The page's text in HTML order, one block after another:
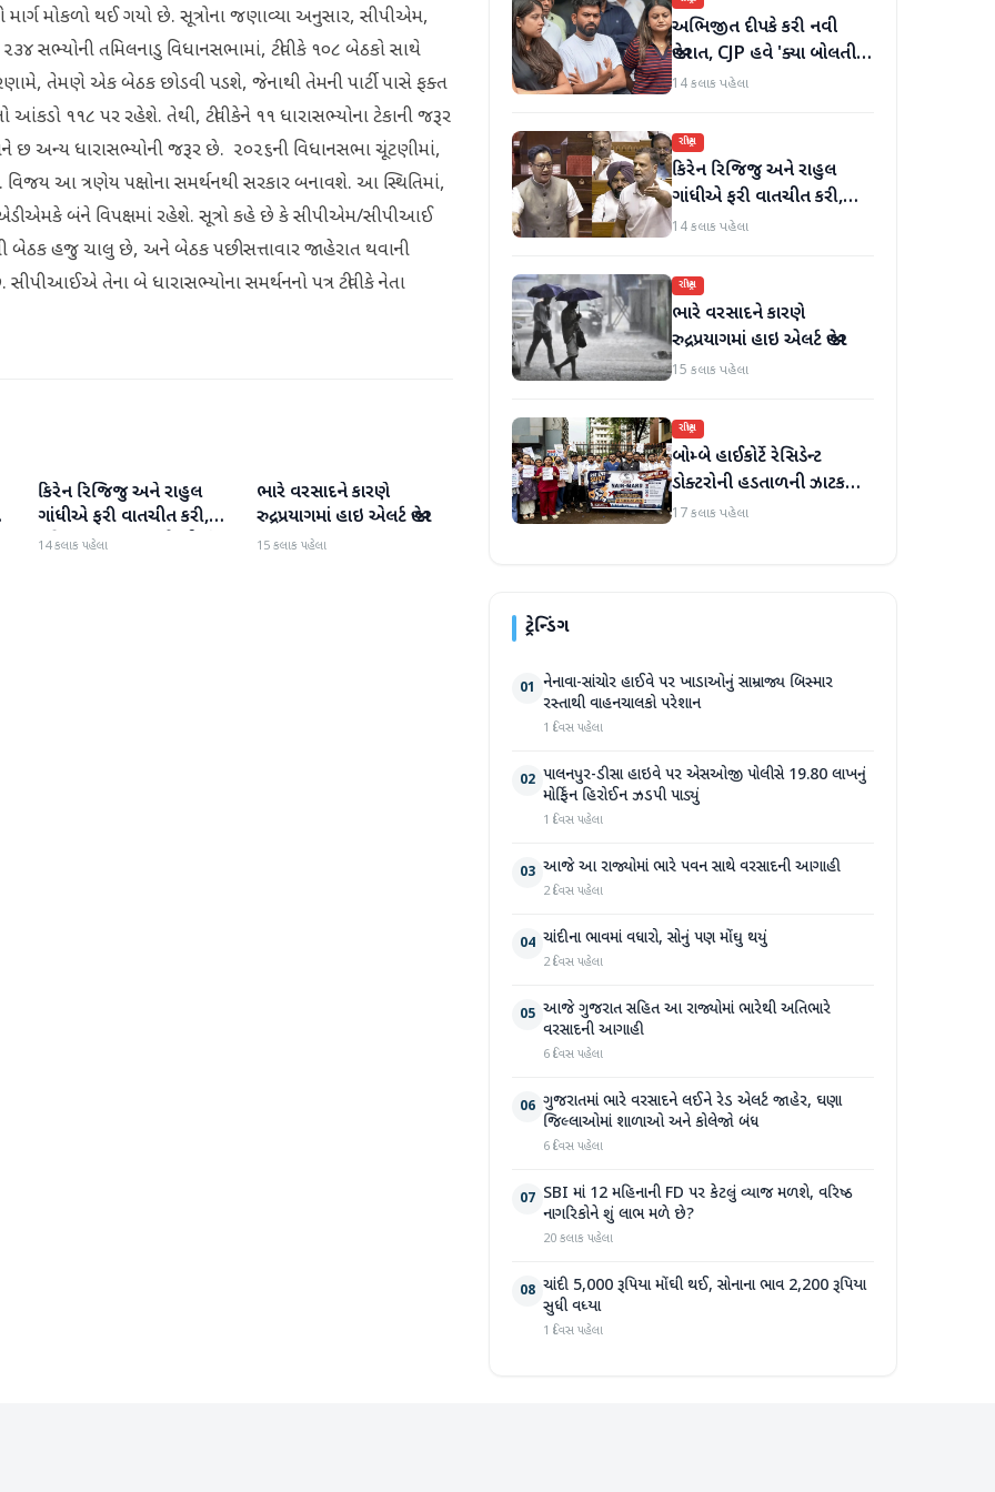
માર્ગ મોકળો થઈ ગયો છે. સૂત્રોના જણાવ્યા અનુસાર, સીપીએમ,
તમિલનાડુ વિધાનસભામાં, ટીવીકે ૧૦૮ બેઠકો સાથે
તેમણે એક બેઠક છોડવી પડશે, જેનાથી તેમની પાર્ટી પાસે ફક્ત
૧૧૮ પર રહેશે. તેથી, ટીવીકેને ૧૧ ધારાસભ્યોના ટેકાની જરૂર
છ અન્ય ધારાસભ્યોની જરૂર છે. ૨૦૨૬ની વિધાનસભા ચૂંટણીમાં,
આ ત્રણેય પક્ષોના સમર્થનથી સરકાર બનાવશે. આ સ્થિતિમાં,
બંને વિપક્ષમાં રહેશે. સૂત્રો કહે છે કે સીપીએમ/સીપીઆઈ
બેઠક હજુ ચાલુ છે, અને બેઠક પછી સત્તાવાર જાહેરાત થવાની
તેના બે ધારાસભ્યોના સમર્થનનો પત્ર ટીવીકે નેતા
રાષ્ટ્રીય
કિરેન રિજિજુ અને રાહુલ
ગાંધીએ ફરી વાતચીત કરી,
મહિલા અનામત અને સીમાંકન
14 કલાક પહેલા
રાષ્ટ્રીય
ભારે વરસાદને કારણે
રુદ્રપ્રયાગમાં હાઇ એલર્ટ જાહેર
15 કલાક પહેલા
અભિજીત દીપકે કરી નવી
જાહેરાત, CJP હવે 'ક્યા બોલતી
પબ્લિક' અભિયાન શરૂ કરશે
14 કલાક પહેલા
રાષ્ટ્રીય
કિરેન રિજિજુ અને રાહુલ
ગાંધીએ ફરી વાતચીત કરી,
મહિલા અનામત અને સીમાંકન
14 કલાક પહેલા
રાષ્ટ્રીય
ભારે વરસાદને કારણે
રુદ્રપ્રયાગમાં હાઇ એલર્ટ જાહેર
15 કલાક પહેલા
રાષ્ટ્રીય
બોમ્બે હાઈકોર્ટે રેસિડેન્ટ
ડોક્ટરોની હડતાળની ઝાટકણી
કાઢી, 'જો કામ ન હોય તો પગાર
17 કલાક પહેલા
ટ્રેન્ડિંગ
01 નેનાવા-સાંચોર હાઈવે પર ખાડાઓનું સામ્રાજ્ય બિસ્માર
રસ્તાથી વાહનચાલકો પરેશાન
1 દિવસ પહેલા
02 પાલનપુર-ડીસા હાઇવે પર એસઓજી પોલીસે 19.80 લાખનું
મોર્ફિન હિરોઈન ઝડપી પાડ્યું
1 દિવસ પહેલા
03 આજે આ રાજ્યોમાં ભારે પવન સાથે વરસાદની આગાહી
2 દિવસ પહેલા
04 ચાંદીના ભાવમાં વધારો, સોનું પણ મોંઘુ થયું
2 દિવસ પહેલા
05 આજે ગુજરાત સહિત આ રાજ્યોમાં ભારેથી અતિભારે
વરસાદની આગાહી
6 દિવસ પહેલા
06 ગુજરાતમાં ભારે વરસાદને લઈને રેડ એલર્ટ જાહેર, ઘણા
જિલ્લાઓમાં શાળાઓ અને કોલેજો બંધ
6 દિવસ પહેલા
07 SBI માં 12 મહિનાની FD પર કેટલું વ્યાજ મળશે, વરિષ્ઠ
નાગરિકોને શું લાભ મળે છે?
20 કલાક પહેલા
08 ચાંદી 5,000 રૂપિયા મોંઘી થઈ, સોનાના ભાવ 2,200 રૂપિયા
સુધી વધ્યા
1 દિવસ પહેલા